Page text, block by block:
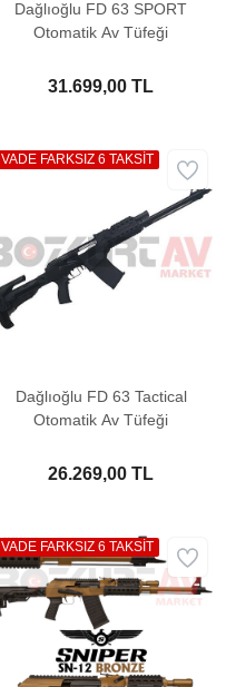
Dağlıoğlu FD 63 SPORT
Otomatik Av Tüfeği
31.699,00 TL
Dağlıoğlu FD 63 Tactical
Otomatik Av Tüfeği
26.269,00 TL
VADE FARKSIZ 6 TAKSİT
VADE FARKSIZ 6 TAKSİT